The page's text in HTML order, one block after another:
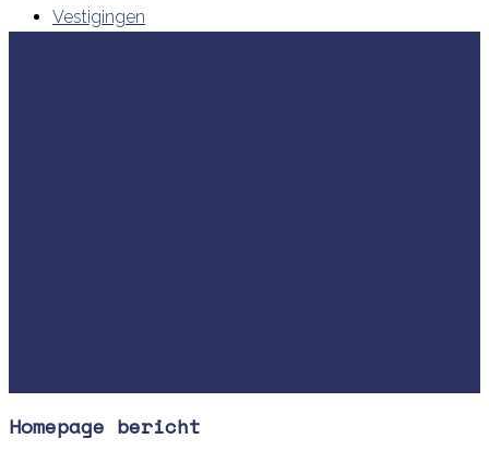
Vestigingen
Homepage bericht